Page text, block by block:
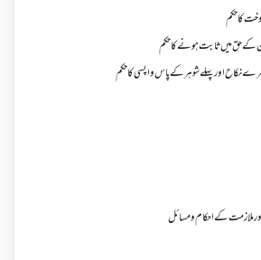
کا حکم
حق میں ثابت ہونے کا حکم
نکاح اور پہلے شوہر کے پاس واپسی کا حکم
ملازمت کے احکام و مسائل